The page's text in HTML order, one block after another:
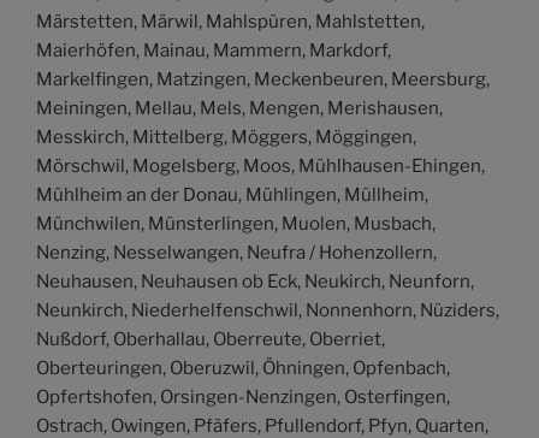
Märstetten, Märwil, Mahlspüren, Mahlstetten,
Maierhöfen, Mainau, Mammern, Markdorf,
Markelfingen, Matzingen, Meckenbeuren, Meersburg,
Meiningen, Mellau, Mels, Mengen, Merishausen,
Messkirch, Mittelberg, Möggers, Möggingen,
Mörschwil, Mogelsberg, Moos, Mühlhausen-Ehingen,
Mühlheim an der Donau, Mühlingen, Müllheim,
Münchwilen, Münsterlingen, Muolen, Musbach,
Nenzing, Nesselwangen, Neufra / Hohenzollern,
Neuhausen, Neuhausen ob Eck, Neukirch, Neunforn,
Neunkirch, Niederhelfenschwil, Nonnenhorn, Nüziders,
Nußdorf, Oberhallau, Oberreute, Oberriet,
Oberteuringen, Oberuzwil, Öhningen, Opfenbach,
Opfertshofen, Orsingen-Nenzingen, Osterfingen,
Ostrach, Owingen, Pfäfers, Pfullendorf, Pfyn, Quarten,